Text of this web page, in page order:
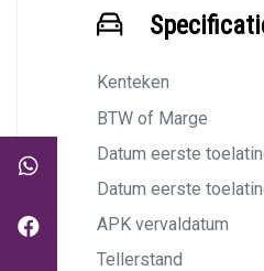
Kenteken
BTW of Marge
Datum eerste
Datum eerste
APK vervaldatum
Tellerstand